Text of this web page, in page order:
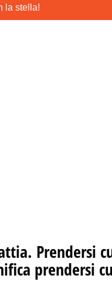
la stella!
Prendersi
prendersi